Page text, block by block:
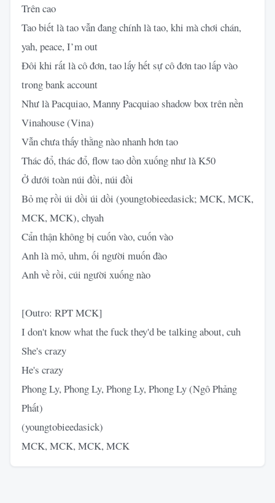
Trên cao
Tao biết là tao vẫn đang chính là tao, khi mà chơi chán,
yah, peace, I’m out
Đôi khi rất là cô đơn, tao lấy hết sự cô đơn tao lấp vào
trong bank account
Như là Pacquiao, Manny Pacquiao shadow box trên nền
Vinahouse (Vina)
Vẫn chưa thấy thằng nào nhanh hơn tao
Thác đổ, thác đổ, flow tao dồn xuống như là K50
Ở dưới toàn núi đồi, núi đồi
Bỏ mẹ rồi úi dồi úi dồi (youngtobieedasick; MCK, MCK,
MCK, MCK), chyah
Cẩn thận không bị cuốn vào, cuốn vào
Anh là mỏ, uhm, ối người muốn đào
Anh về rồi, cúi người xuống nào
[Outro: RPT MCK]
I don't know what the fuck they'd bе talking about, cuh
She's crazy
He's crazy
Phong Ly, Phong Ly, Phong Ly, Phong Ly (Ngô Phảng
Phất)
(youngtobieedasick)
MCK, MCK, MCK, MCK